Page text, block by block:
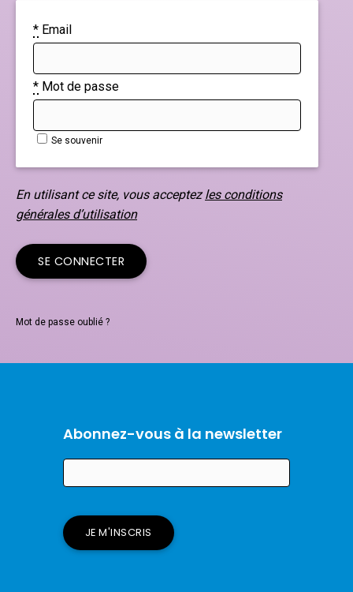
* Email
* Mot de passe
Se souvenir
En utilisant ce site, vous acceptez les conditions
générales d’utilisation
Mot de passe oublié ?
Abonnez-vous à la newsletter